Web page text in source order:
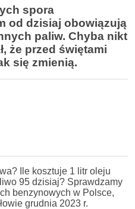
spora
od dzisiaj obowiązują
paliw. Chyba nikt
że przed świętami
się zmienią.
Ile kosztuje 1 litr oleju
95 dzisiaj? Sprawdzamy
benzynowych w Polsce,
grudnia 2023 r.